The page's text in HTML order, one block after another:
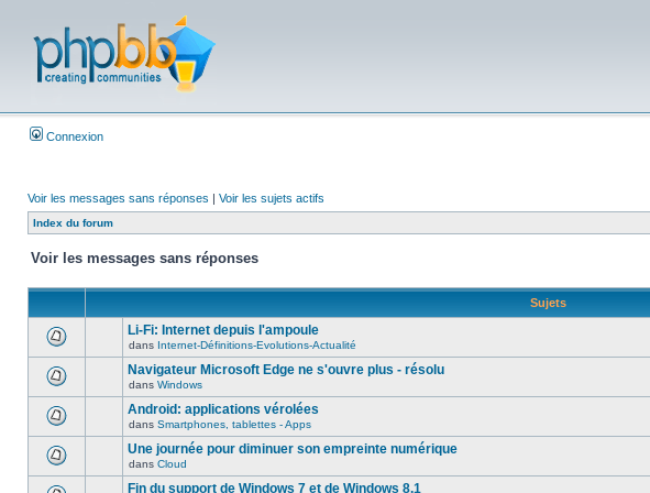
Connexion
Voir les messages sans réponses | Voir les sujets actifs
Index du forum
Voir les messages sans réponses
Sujets
Li-Fi: Internet depuis l'ampoule
dans Internet-Définitions-Evolutions-Actualité
Navigateur Microsoft Edge ne s'ouvre plus - résolu
dans Windows
Android: applications vérolées
dans Smartphones, tablettes - Apps
Une journée pour diminuer son empreinte numérique
dans Cloud
Fin du support de Windows 7 et de Windows 8.1